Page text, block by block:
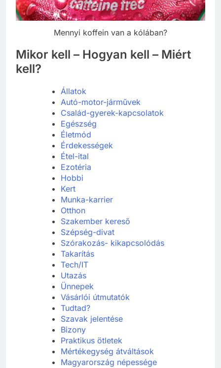
Mennyi koffein van a kólában?
Mikor kell – Hogyan kell – Miért
kell?
Állatok
Autó-motor-járművek
Család-gyerek-kapcsolatok
Egészség
Életmód
Érdekességek
Étel-ital
Ezotéria
Hobbi
Kert
Munka-karrier
Otthon
Szakember kereső
Szépség-divat
Szórakozás- kikapcsolódás
Takarítás
Tech/IT
Utazás
Ünnepek
Vásárlói útmutatók
Tudtad?
Szavak jelentése
Bizony
Praktikus ötletek
Mértékegység átváltások
Magyarország népessége